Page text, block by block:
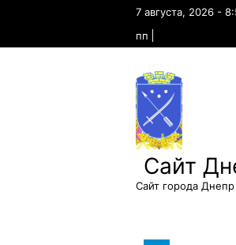
7 августа, 2026 -
пп
Сайт
Сайт города Днепр